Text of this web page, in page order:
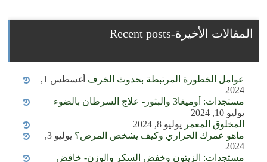
المقالات الأخيرة-Recent posts
عوامل الخطورة المرتبطة بحدوث الخرف
أغسطس 1,
2024
مستجدات: أوميغا3 والبثور- علاج السرطان بالضوء
يوليو 10, 2024
المخلوق المعمر يوليو 8, 2024
ماهو عمرك الحراري وكيف يشخص المرض؟
يوليو 3,
2024
مستجدات: الزيتون وخفض السكر والوزن- خافض